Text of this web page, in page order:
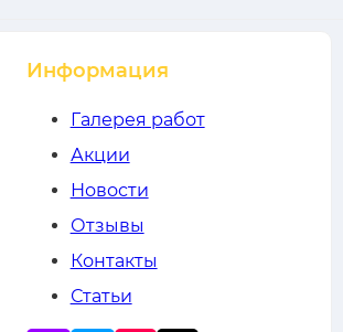
Информация
Галерея работ
Акции
Новости
Отзывы
Контакты
Статьи